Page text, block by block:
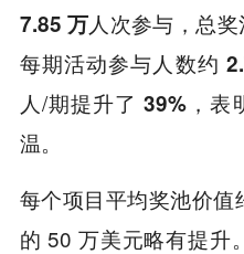
7.85 万人次参与，总
每期活动参与人数约
人/期提升了39% ，
温。
每个项目平均奖池价值
的 50 万美元略有提升